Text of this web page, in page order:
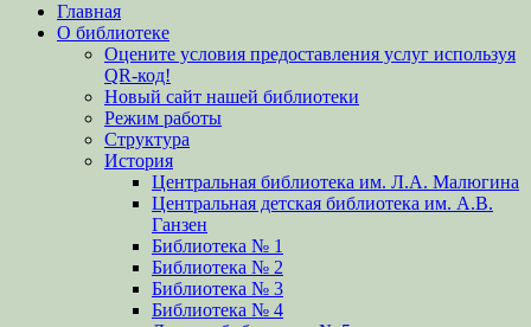
вверх
Главная
О библиотеке
Оцените условия предоставления услуг используя
QR-код!
Новый сайт нашей библиотеки
Режим работы
Структура
История
Центральная библиотека им. Л.А. Малюгина
Центральная детская библиотека им. А.В.
Ганзен
Библиотека № 1
Библиотека № 2
Библиотека № 3
Библиотека № 4